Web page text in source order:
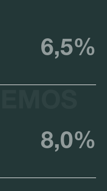
6,5%
8,0%